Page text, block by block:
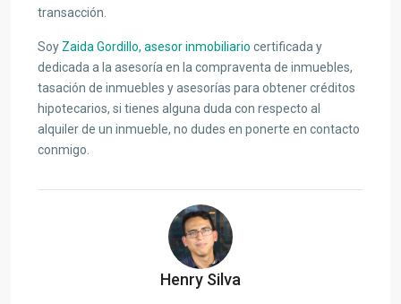
transacción.
Soy Zaida Gordillo, asesor inmobiliario certificada y
dedicada a la asesoría en la compraventa de inmuebles,
tasación de inmuebles y asesorías para obtener créditos
hipotecarios, si tienes alguna duda con respecto al
alquiler de un inmueble, no dudes en ponerte en contacto
conmigo.
Henry Silva